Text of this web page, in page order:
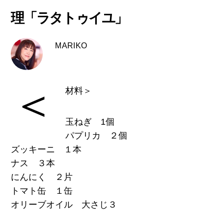
理「ラタトゥイユ」
MARIKO
＜ 材料＞
玉ねぎ 1個
パプリカ ２個
ズッキーニ １本
ナス ３本
にんにく ２片
トマト缶 １缶
オリーブオイル 大さじ３